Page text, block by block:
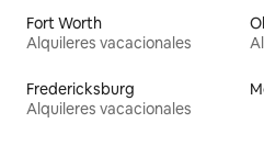
Fort Worth
Alquileres vacacionales
Fredericksburg
Alquileres vacacionales